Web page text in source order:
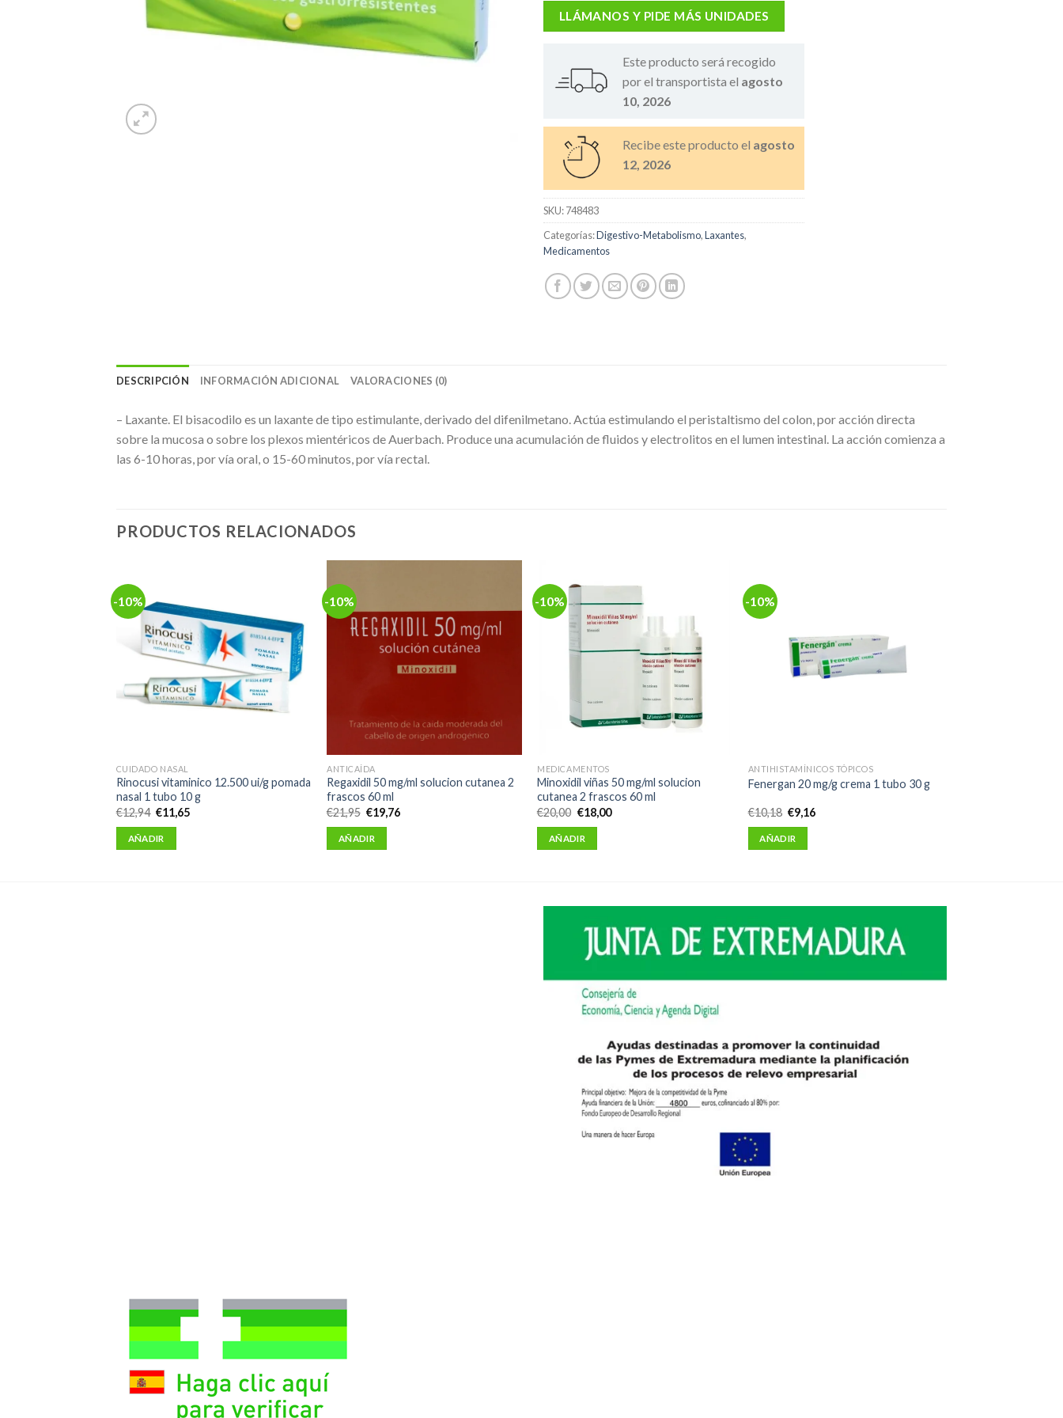
LLÁMANOS Y PIDE MÁS UNIDADES
Este producto será recogido
por el transportista el agosto
10, 2026
Recibe este producto el agosto
12, 2026
SKU:748483
Categorías:Digestivo-Metabolismo,Laxantes,
Medicamentos
DESCRIPCIÓN INFORMACIÓN ADICIONAL VALORACIONES (0)
– Laxante. El bisacodilo es un laxante de tipo estimulante, derivado del difenilmetano. Actúa estimulando el peristaltismo del colon, por acción directa
sobre la mucosa o sobre los plexos mientéricos de Auerbach. Produce una acumulación de fluidos y electrolitos en el lumen intestinal. La acción comienza a
las 6-10 horas, por vía oral, o 15-60 minutos, por vía rectal.
PRODUCTOS RELACIONADOS
-10%
CUIDADO NASAL
Rinocusi vitaminico 12.500 ui/g pomada
nasal 1 tubo 10 g
€12,94 El
precio
original
era:
€11,65El
AÑADIR
-10%
ANTICAÍDA
Regaxidil 50 mg/ml solucion cutanea 2
frascos 60 ml
€21,95 El
precio
original
era:
€19,76El
AÑADIR
-10%
MEDICAMENTOS
Minoxidil viñas 50 mg/ml solucion
cutanea 2 frascos 60 ml
€20,00 El
precio
original
era:
€18,00El
AÑADIR
-10%
ANTIHISTAMÍNICOS TÓPICOS
Fenergan 20 mg/g crema 1 tubo 30 g
€10,18 El
precio
original
era:
€9,16El
AÑADIR